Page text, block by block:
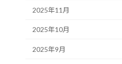
2025年11月
2025年10月
2025年9月